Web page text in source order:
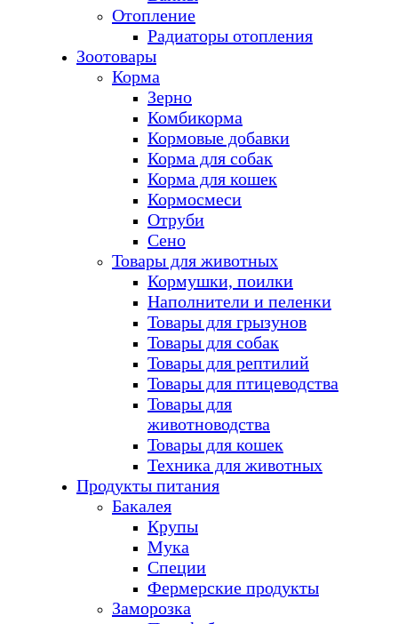
Отопление
Радиаторы отопления
Зоотовары
Корма
Зерно
Комбикорма
Кормовые добавки
Корма для собак
Корма для кошек
Кормосмеси
Отруби
Сено
Товары для животных
Кормушки, поилки
Наполнители и пеленки
Товары для грызунов
Товары для собак
Товары для рептилий
Товары для птицеводства
Товары для
животноводства
Товары для кошек
Техника для животных
Продукты питания
Бакалея
Крупы
Мука
Специи
Фермерские продукты
Заморозка